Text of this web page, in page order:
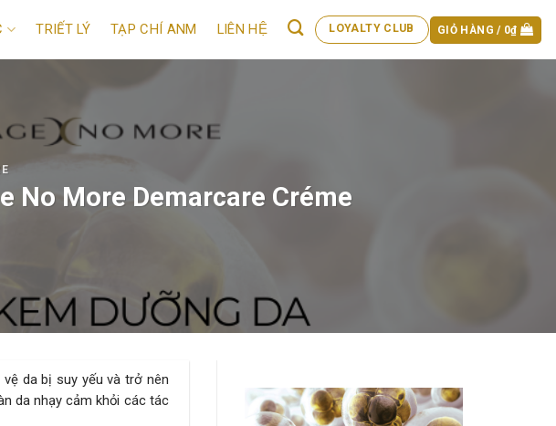
TRIẾT LÝ TẠP CHÍ ANM LIÊN HỆ LOYALTY CLUB GIỎ HÀNG / 0₫
No More Demarcare Créme
da bị suy yếu và trở nên
da nhạy cảm khỏi các tác